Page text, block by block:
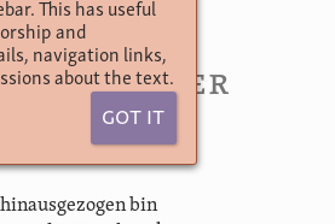
This has useful
and
navigation links,
about the text.
Got It
der Mönche
Bruchstück
(der
bin